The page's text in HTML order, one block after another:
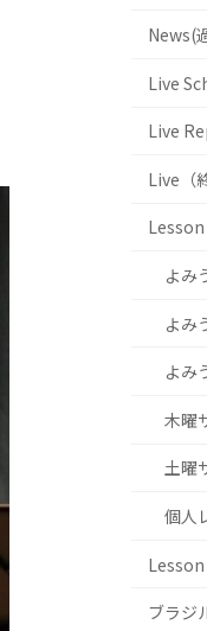
News(
Live
Live
Live（
よみ
よみ
よみ
木曜
土曜
個人
ブラジ